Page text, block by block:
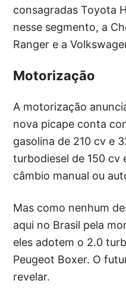
consagradas Toyota
nesse segmento, a
Ranger e a
Motorização
A motorização
nova picape conta
gasolina de 210 cv e
turbodiesel de 150 cv
câmbio manual ou
Mas como nenhum
aqui no Brasil pela
eles adotem o 2.0
Peugeot Boxer. O
revelar.